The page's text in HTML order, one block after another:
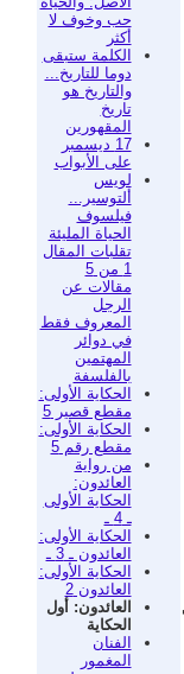
حب وخوف لا
أكثر
الكلمة ستبقى
دوما للتاريخ...
والتاريخ هو
تاريخ
المقهورين
17 ديسمبر
على الأبواب
لويس
ألتوسير...
فيلسوف
الحياة المليئة
تقلبات المقال
1 من 5
مقالات عن
الرجل
المعروف فقط
في دوائر
المهتمين
بالفلسفة
الحكاية الأولى:
مقطع قصير 5
الحكاية الأولى:
مقطع رقم 5
من رواية
العائدون:
الحكاية الأولى
ـ 4 ـ
الحكاية الأولى:
العائدون ـ 3 ـ
الحكاية الأولى:
العائدون 2
العائدون: أول
الحكاية
الفنان
المغمور